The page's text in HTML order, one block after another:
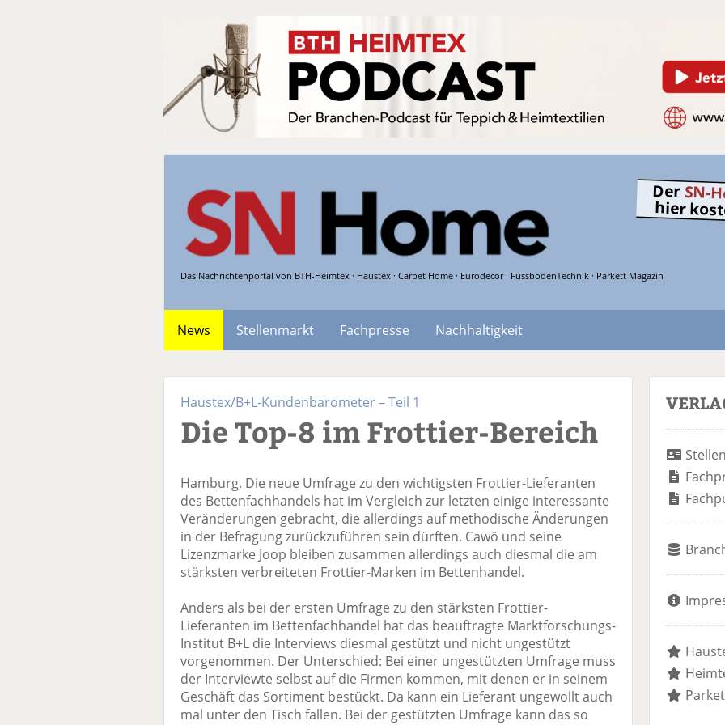
Das Nachrichtenportal von BTH-Heimtex · Haustex · Carpet Home · Eurodecor · FussbodenTechnik · Parkett Magazin
Der SN-
hier
News Stellenmarkt Fachpresse
Nachhaltigkeit
Haustex/B+L-Kundenbarometer – Teil 1
Die Top-8 im Frottier-Bereich
Hamburg. Die neue Umfrage zu den wichtigsten Frottier-Lieferanten
des Bettenfachhandels hat im Vergleich zur letzten einige interessante
Veränderungen gebracht, die allerdings auf methodische Änderungen
in der Befragung zurückzuführen sein dürften. Cawö und seine
Lizenzmarke Joop bleiben zusammen allerdings auch diesmal die am
stärksten verbreiteten Frottier-Marken im Bettenhandel.
Anders als bei der ersten Umfrage zu den stärksten Frottier-
Lieferanten im Bettenfachhandel hat das beauftragte Marktforschungs-
Institut B+L die Interviews diesmal gestützt und nicht ungestützt
vorgenommen. Der Unterschied: Bei einer ungestützten Umfrage muss
der Interviewte selbst auf die Firmen kommen, mit denen er in seinem
Geschäft das Sortiment bestückt. Da kann ein Lieferant ungewollt auch
mal unter den Tisch fallen. Bei der gestützten Umfrage kann das so